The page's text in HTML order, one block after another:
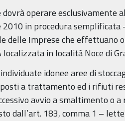
operare esclusivamente
in procedura semplificata
delle Imprese che effettuano
localizzata in località Noce di
idonee aree di
a trattamento ed i rifiuti
avvio a smaltimento o
dall’art. 183, comma 1 –